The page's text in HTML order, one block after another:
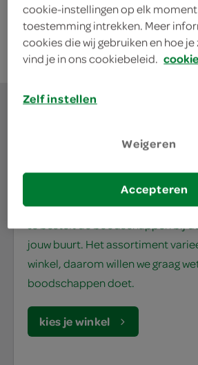
6.49 kies
waar doe jij je
boodschappen?
jouw buurt. Het assortiment
winkel, daarom willen we graag
boodschappen doet.
kies je winkel
cookie-instellingen op elk
toestemming intrekken. Meer
cookies die wij gebruiken en hoe je
vind je in ons cookiebeleid.
Zelf instellen
Weigeren
Accepteren